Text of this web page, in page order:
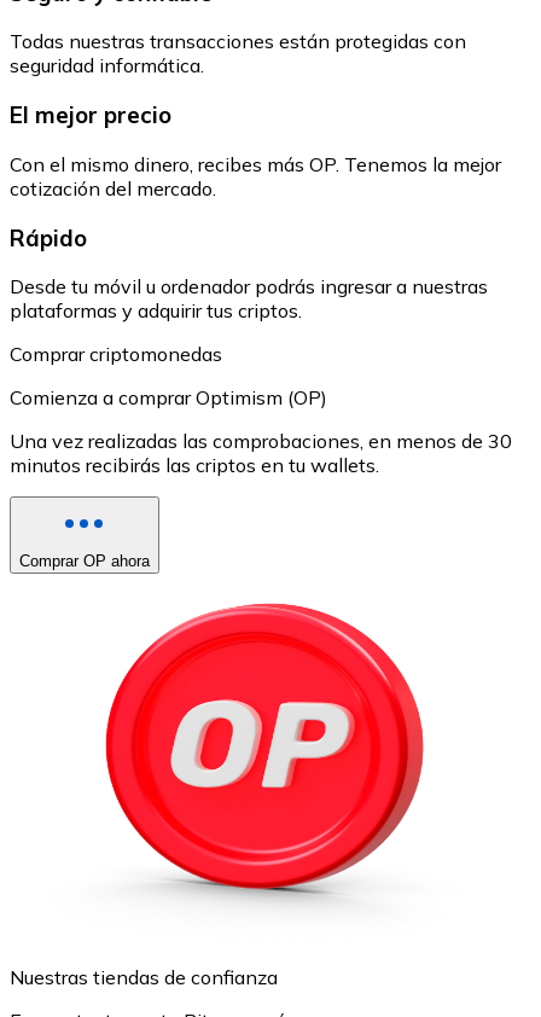
Todas nuestras transacciones están protegidas con
seguridad informática.
El mejor precio
Con el mismo dinero, recibes más OP. Tenemos la mejor
cotización del mercado.
Rápido
Desde tu móvil u ordenador podrás ingresar a nuestras
plataformas y adquirir tus criptos.
Comprar criptomonedas
Comienza a comprar Optimism (OP)
Una vez realizadas las comprobaciones, en menos de 30
minutos recibirás las criptos en tu wallets.
Comprar OP ahora
Nuestras tiendas de confianza